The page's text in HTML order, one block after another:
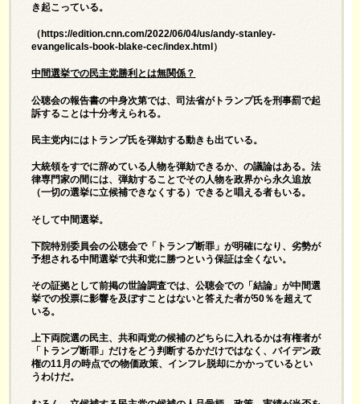
き起こっている。
（ https://edition.cnn.com/2022/06/04/us/andy-stanley-
evangelicals-book-blake-cec/index.html ）
中間選挙での民主党勝利とは無関係？
公聴会の報告書の中身次第では、司法省がトランプ氏を刑事罰で起
訴することは十分考えられる。
民主党内にはトランプ氏を弾劾する動きも出ている。
大統領をすでに辞めている人物を弾劾できるか、の議論はある。法
律専門家の間には、弾劾することでその人物を政界から永久追放
（一切の選挙に立候補できなくする）できると唱える者もいる。
そして中間選挙。
下院特別委員会の公聴会で「トランプ断罪」が明確になり、劣勢が
予想される中間選挙で共和党に勝つという保証は全くない。
その証拠として前掲の世論調査では、公聴会での「結論」が中間選
挙での投票に影響を及ぼすことはないと答えた者が50％を超えて
いる。
上下両院選の民主、共和両党の候補のどちらに入れるかは有権者が
「トランプ断罪」だけをどう判断するかだけではなく、バイデン政
権の11月の時点での物価政策、インフレ脱却にかかっているとい
うわけだ。